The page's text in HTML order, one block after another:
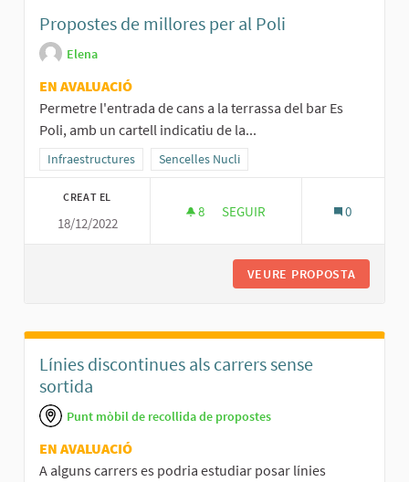
Propostes de millores per al Poli
Elena
EN AVALUACIÓ
Permetre l'entrada de cans a la terrassa del bar Es
Poli, amb un cartell indicatiu de la...
Resultats al filtrar per la categoria: Infraestructures
Infraestructures Resultats al filtrar per l'àmbit: Sencelles Nucli
Sencelles Nucli
CREAT EL
18/12/2022
8 8 SEGUIDORES
SEGUIR 0
VEURE PROPOSTA
Línies discontinues als carrers sense
sortida
Punt mòbil de recollida de propostes
EN AVALUACIÓ
A alguns carrers es podria estudiar posar línies